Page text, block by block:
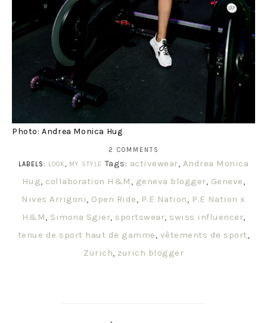
Photo: Andrea Monica Hug
2 COMMENTS
LABELS:
LOOK, MY STYLE Tags: activewear, Andrea Monica
Hug, collaboration H&M , geneva blogger, Geneve,
Nives Arrigoni, Open Ride, P.E Nation, P.E Nation x
H&M, Simona Sgier, sportswear, swiss influencer,
tenue de sport haut de gamme, vêtements de sport,
Zürich, zurich blogger